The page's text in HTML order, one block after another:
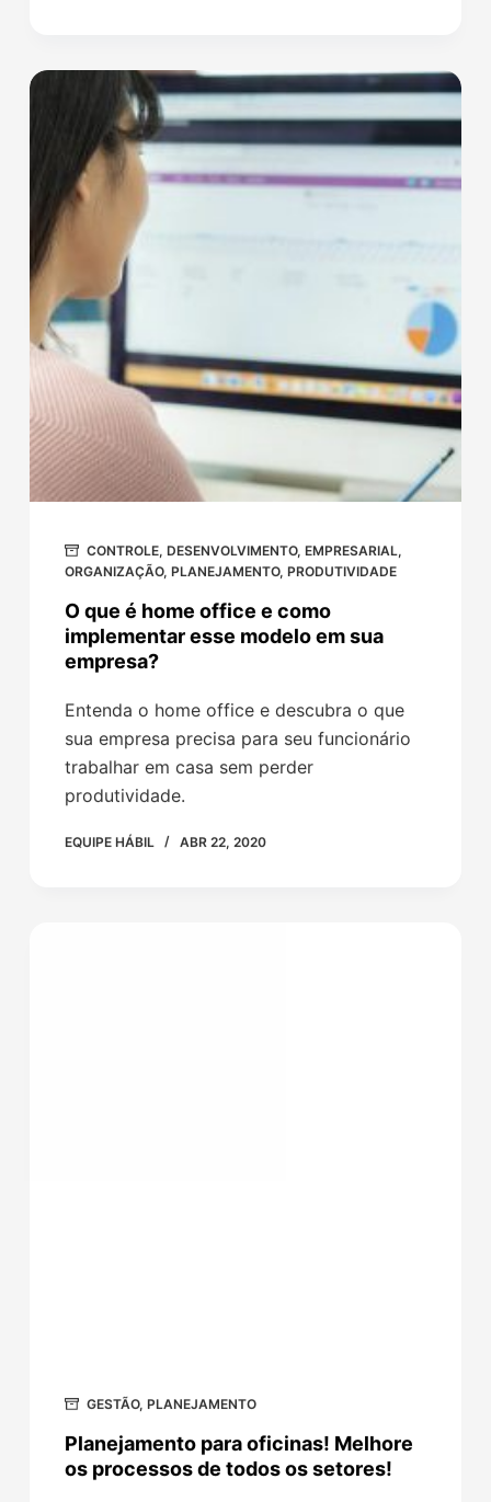
CONTROLE, DESENVOLVIMENTO, EMPRESARIAL,
ORGANIZAÇÃO, PLANEJAMENTO, PRODUTIVIDADE
O que é home office e como
implementar esse modelo em sua
empresa?
Entenda o home office e descubra o que
sua empresa precisa para seu funcionário
trabalhar em casa sem perder
produtividade.
EQUIPE HÁBIL ABR 22, 2020
GESTÃO, PLANEJAMENTO
Planejamento para oficinas! Melhore
os processos de todos os setores!